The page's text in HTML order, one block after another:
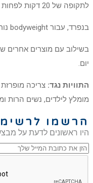
לתקופה של 20 דקות לפחות שלוש פעמים ביום לאחר הארוחות.
בנפרד, עבור bodyweight נורמלי: 1-3 חתיכות של מסטיק היומי.
יום.
התוויות נגד: צריכה
מומלץ לילדים, נשים הרות
הרשמו
היו ראשונים לדעת על